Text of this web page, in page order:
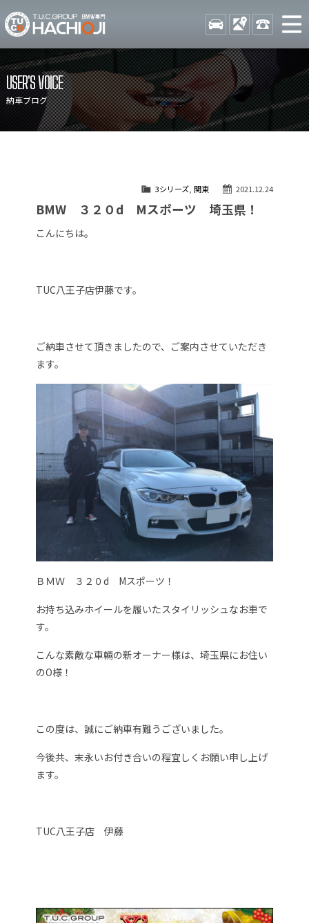
TUCグループ BMW専門 八
STOCK ACCESS 042-
ニュース
在庫リスト
目玉車両一覧
店舗紹介
保証＆サービス
アクセスマップ
自動車保険
USER'S VOICE
納車ブログ
2021.12.24
3シリーズ, 関東
BMW ３２０d Mスポーツ 埼玉県！
こんにちは。
TUC八王子店伊藤です。
ご納車させて頂きましたので、ご案内させていただき
ます。
ＢＭＷ ３２０d Mスポーツ！
お持ち込みホイールを履いたスタイリッシュなお車で
す。
こんな素敵な車輛の新オーナー様は、埼玉県にお住い
のO様！
この度は、誠にご納車有難うございました。
今後共、末永いお付き合いの程宜しくお願い申し上げ
ます。
TUC八王子店 伊藤